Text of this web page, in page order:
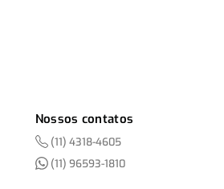
Nossos contatos
(11) 4318-4605
(11) 96593-1810